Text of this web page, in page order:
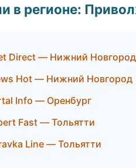
в регионе:
Direct — Нижний Новгород
Hot — Нижний Новгород
Info — Оренбург
Fast — Тольятти
Line — Тольятти